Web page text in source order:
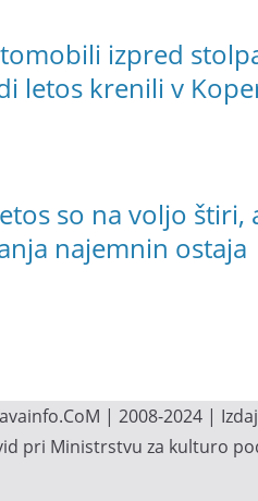
izpred
letos krenili v
so na voljo štiri,
najemnin ostaja
| 2008-2024 |
pri Ministrstvu za kulturo